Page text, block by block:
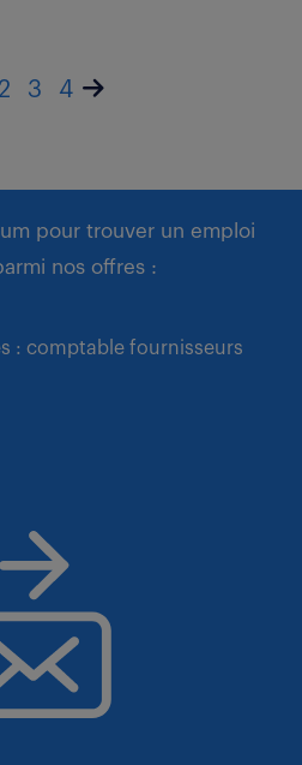
2 3 4
pour trouver un emploi
nos offres :
: comptable fournisseurs